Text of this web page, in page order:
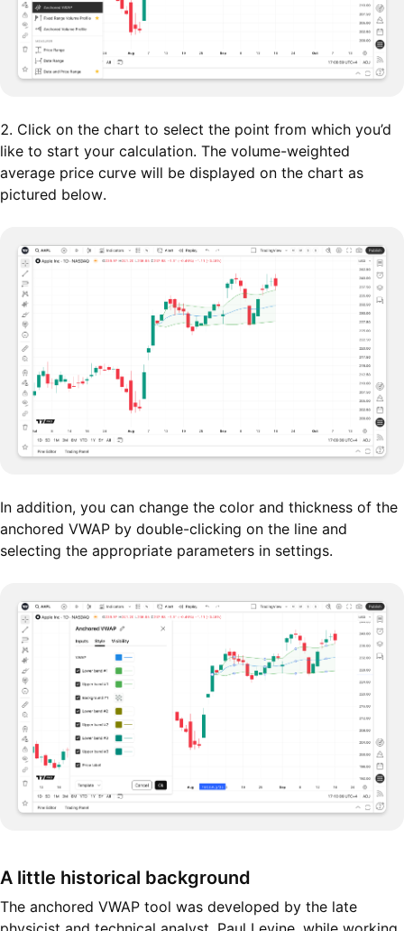
2. Click on the chart to select the point from which you’d
like to start your calculation. The volume-weighted
average price curve will be displayed on the chart as
pictured below.
In addition, you can change the color and thickness of the
anchored VWAP by double-clicking on the line and
selecting the appropriate parameters in settings.
A little historical background
The anchored VWAP tool was developed by the late